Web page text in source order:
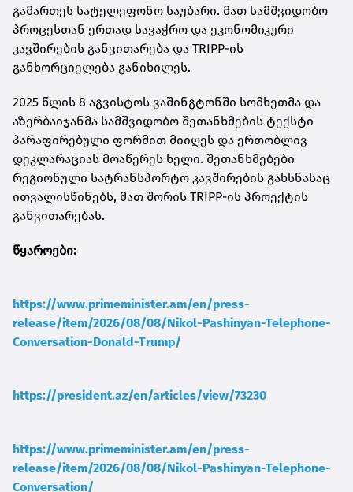
გამართეს სატელეფონო საუბარი. მათ სამშვიდობო
პროცესთან ერთად სავაჭრო და ეკონომიკური
კავშირების განვითარება და TRIPP-ის
განხორციელება განიხილეს.
2025 წლის 8 აგვისტოს ვაშინგტონში სომხეთმა და
აზერბაიჯანმა სამშვიდობო შეთანხმების ტექსტი
პარაფირებული ფორმით მიიღეს და ერთობლივ
დეკლარაციას მოაწერეს ხელი. შეთანხმებები
რეგიონული სატრანსპორტო კავშირების გახსნასაც
ითვალისწინებს, მათ შორის TRIPP-ის პროექტის
განვითარებას.
წყაროები:
https://www.primeminister.am/en/press-
release/item/2026/08/08/Nikol-Pashinyan-Telephone-
Conversation-Donald-Trump/
https://president.az/en/articles/view/73230
https://www.primeminister.am/en/press-
release/item/2026/08/08/Nikol-Pashinyan-Telephone-
Conversation/